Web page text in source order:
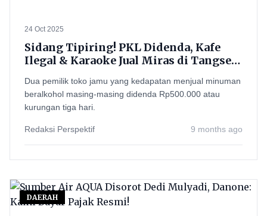
24 Oct 2025
Sidang Tipiring! PKL Didenda, Kafe
Ilegal & Karaoke Jual Miras di Tangsel
Dua pemilik toko jamu yang kedapatan menjual minuman
beralkohol masing-masing didenda Rp500.000 atau
kurungan tiga hari.
Redaksi Perspektif 9 months ago
DAERAH